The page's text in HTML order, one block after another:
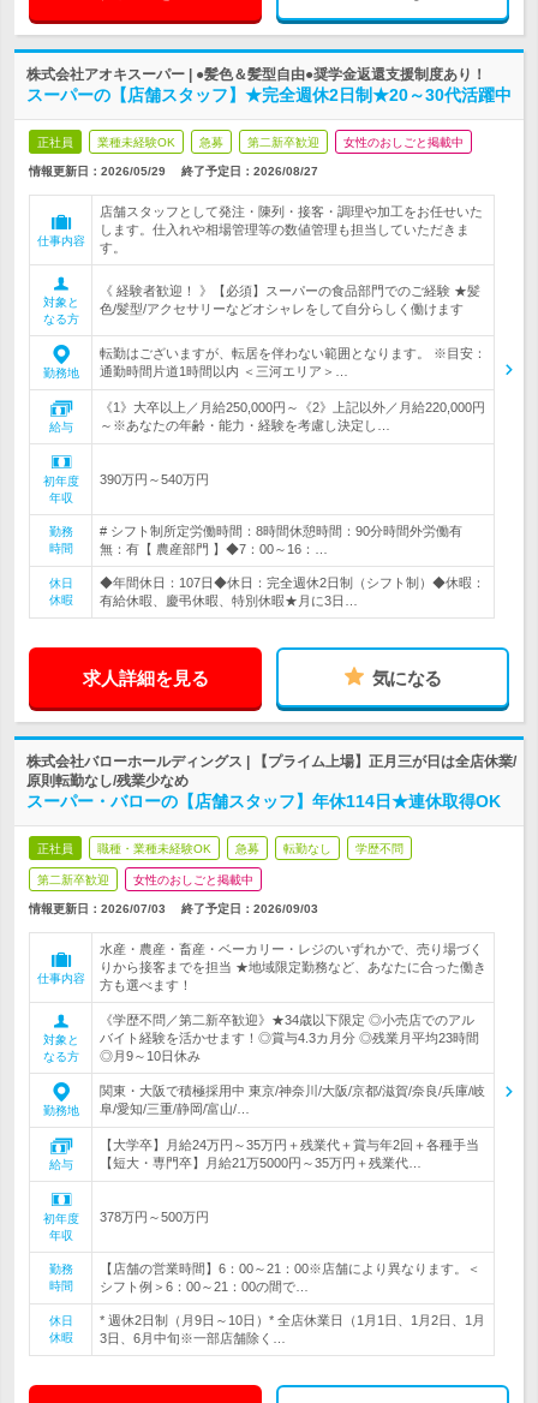
株式会社アオキスーパー | ●髪色＆髪型自由●奨学金返還支援制度あり！
スーパーの【店舗スタッフ】★完全週休2日制★20～30代活躍中
正社員 業種未経験OK 急募 第二新卒歓迎 女性のおしごと掲載中
情報更新日：2026/05/29 終了予定日： 2026/08/27
仕事内容
店舗スタッフとして発注・陳列・接客・調理や加工をお任せいた
します。仕入れや相場管理等の数値管理も担当していただきま
す。
対象と
なる方
《 経験者歓迎！ 》【必須】スーパーの食品部門でのご経験 ★髪
色/髪型/アクセサリーなどオシャレをして自分らしく働けます
勤務地
転勤はございますが、転居を伴わない範囲となります。 ※目安：
通勤時間片道1時間以内 ＜三河エリア＞…
給与
《1》大卒以上／月給250,000円～《2》上記以外／月給220,000円
～※あなたの年齢・能力・経験を考慮し決定し…
初年度
年収
390万円～540万円
勤務
時間
# シフト制所定労働時間：8時間休憩時間：90分時間外労働有
無：有【 農産部門 】◆7：00～16：…
休日
休暇
◆年間休日：107日◆休日：完全週休2日制（シフト制）◆休暇：
有給休暇、慶弔休暇、特別休暇★月に3日…
求人詳細を見る 気になる
株式会社バローホールディングス | 【プライム上場】正月三が日は全店休業/
原則転勤なし/残業少なめ
スーパー・バローの【店舗スタッフ】年休114日★連休取得OK
正社員 職種・業種未経験OK 急募 転勤なし 学歴不問
第二新卒歓迎 女性のおしごと掲載中
情報更新日：2026/07/03 終了予定日： 2026/09/03
仕事内容
水産・農産・畜産・ベーカリー・レジのいずれかで、売り場づく
りから接客までを担当 ★地域限定勤務など、あなたに合った働き
方も選べます！
対象と
なる方
《学歴不問／第二新卒歓迎》★34歳以下限定 ◎小売店でのアル
バイト経験を活かせます！◎賞与4.3カ月分 ◎残業月平均23時間
◎月9～10日休み
勤務地
関東・大阪で積極採用中 東京/神奈川/大阪/京都/滋賀/奈良/兵庫/岐
阜/愛知/三重/静岡/富山/…
給与
【大学卒】月給24万円～35万円＋残業代＋賞与年2回＋各種手当
【短大・専門卒】月給21万5000円～35万円＋残業代…
初年度
年収
378万円～500万円
勤務
時間
【店舗の営業時間】6：00～21：00※店舗により異なります。＜
シフト例＞6：00～21：00の間で…
休日
休暇
* 週休2日制（月9日～10日）* 全店休業日（1月1日、1月2日、1月
3日、6月中旬※一部店舗除く…